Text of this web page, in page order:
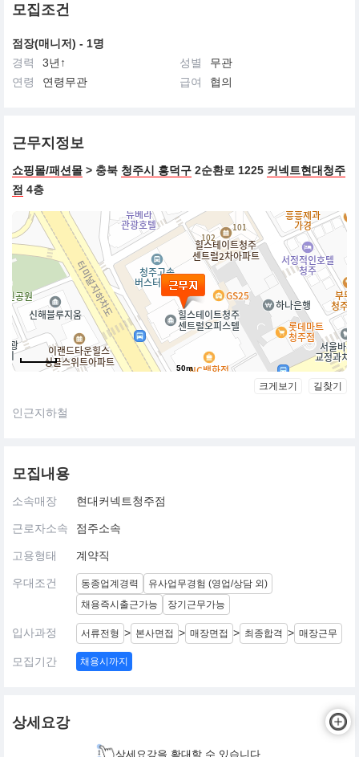
모집조건
점장(매니저) - 1명
경력
3년↑ 성별
무관
연령
연령무관 급여 협의
근무지정보
쇼핑몰/패션몰 > 충북 청주시 흥덕구 2순환로 1225 커넥트현대청주
점 4층
50m
크게보기 길찾기
인근지하철
모집내용
소속매장 현대커넥트청주점
근로자소속 점주소속
고용형태 계약직
우대조건 동종업계경력
유사업무경험 (영업/상담 외)
채용즉시출근가능
장기근무가능
입사과정 서류전형 > 본사면접 > 매장면접 > 최종합격 > 매장근무
모집기간 채용시까지
상세요강
상세요강을 확대할 수 있습니다.